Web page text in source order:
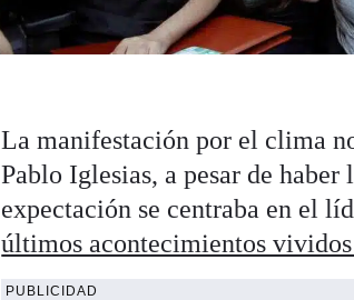
La manifestación por el clima
Pablo Iglesias, a pesar de
expectación se centraba en el
últimos acontecimientos
PUBLICIDAD